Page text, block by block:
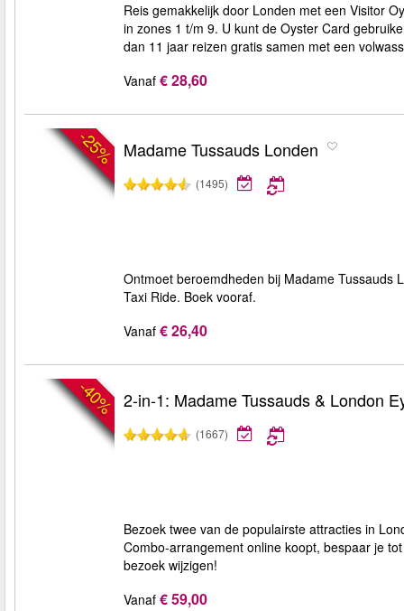
Reis gemakkelijk door Londen met een Visitor
in zones 1 t/m 9. U kunt de Oyster Card
dan 11 jaar reizen gratis samen met een
Vanaf € 28,60
-25% Madame Tussauds Londen
(1495)
Ontmoet beroemdheden bij Madame
Taxi Ride. Boek vooraf.
Vanaf € 26,40
-40% 2-in-1: Madame Tussauds & London
(1667)
Bezoek twee van de populairste attracties in
Combo-arrangement online koopt, bespaar je
bezoek wijzigen!
Vanaf € 59,00